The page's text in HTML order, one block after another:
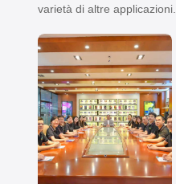
varietà di altre applicazioni.